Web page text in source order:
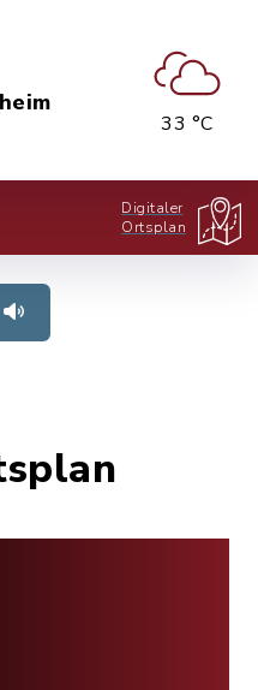
33 °C
Digitaler
Ortsplan